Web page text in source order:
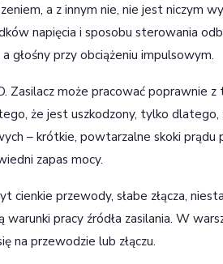
a z innym nie, nie jest niczym
napięcia i sposobu sterowania
głośny przy obciążeniu impulsowym.
Zasilacz może pracować poprawnie
że jest uszkodzony, tylko
– krótkie, powtarzalne skoki
zapas mocy.
cienkie przewody, słabe złącza,
warunki pracy źródła zasilania. W
na przewodzie lub złączu.